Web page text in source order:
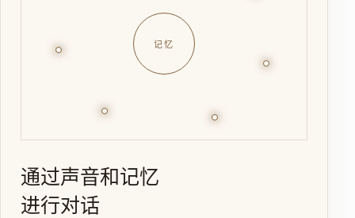
记忆
通过声音和记忆
进行对话